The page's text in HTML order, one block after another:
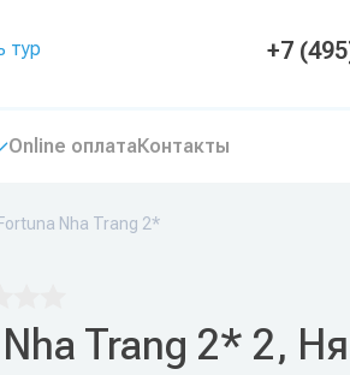
тур +7
Online оплатаКонтакты
Fortuna Nha Trang 2*
Trang 2* 2,